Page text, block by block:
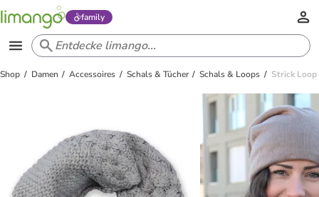
family
Shop Damen Accessoires Schals & Tücher Schals & Loops Strick